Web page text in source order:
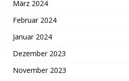
März 2024
Februar 2024
Januar 2024
Dezember 2023
November 2023